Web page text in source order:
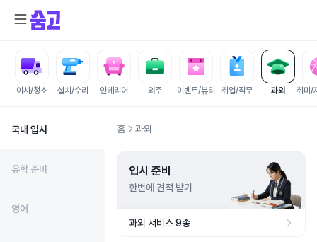
이사/청소 설치/수리 인테리어 외주 이벤트/뷰티 취업/직무 과외 취미/
국내 입시
유학 준비
영어
홈 과외
입시 준비
한번에 견적 받기
과외 서비스 9종